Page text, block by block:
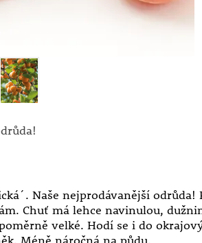
Naše nejprodávanější odrůda!
Chuť má lehce navinulou,
velké. Hodí se i do